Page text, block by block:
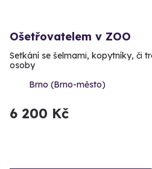
Ošetřovatelem v ZOO
Setkání se šelmami, kopytníky, či
osoby
Brno (Brno-město)
6 200 Kč